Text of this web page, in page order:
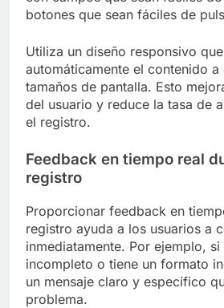
botones que sean fáciles de
Utiliza un diseño responsivo
automáticamente el contenido a
tamaños de pantalla. Esto
del usuario y reduce la tasa de
el registro.
Feedback en tiempo real
registro
Proporcionar feedback en
registro ayuda a los usuarios a
inmediatamente. Por ejemplo,
incompleto o tiene un formato
un mensaje claro y específico
problema.